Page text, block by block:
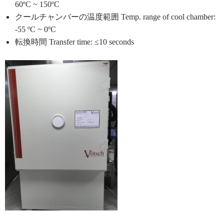
60ºC ~ 150ºC
クールチャンバーの温度範囲 Temp. range of cool chamber:
-55 ºC ~ 0ºC
転換時間 Transfer time: ≤10 seconds